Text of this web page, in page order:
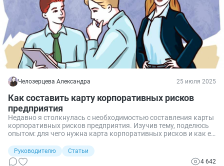
не пылиться на полке.
Челозерцева Александра 25 июля 2025
Как составить карту корпоративных рисков
предприятия
Недавно я столкнулась с необходимостью составления карты
корпоративных рисков предприятия. Изучив тему, поделюсь
опытом: для чего нужна карта корпоративных рисков и как ее
Руководителю
Статьи
4 642